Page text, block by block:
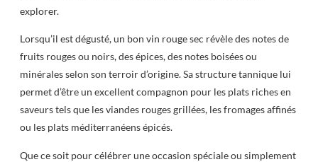
explorer.
Lorsqu’il est dégusté, un bon vin rouge sec révèle des notes de
fruits rouges ou noirs, des épices, des notes boisées ou
minérales selon son terroir d’origine. Sa structure tannique lui
permet d’être un excellent compagnon pour les plats riches en
saveurs tels que les viandes rouges grillées, les fromages affinés
ou les plats méditerranéens épicés.
Que ce soit pour célébrer une occasion spéciale ou simplement